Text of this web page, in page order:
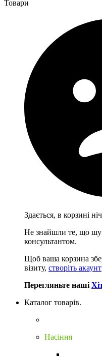
Товари
Здається, в корзині
Не знайшли те, що
консультантом.
Щоб ваша корзина
візиту, створіть акаунт
Перегляньте наші
Каталог товарів.
Насіння